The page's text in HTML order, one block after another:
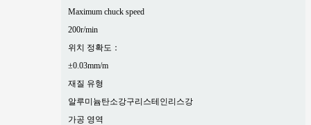
Maximum chuck speed
200r/min
위치 정확도：
±0.03mm/m
재질 유형
알루미늄탄소강구리스테인리스강
가공 영역